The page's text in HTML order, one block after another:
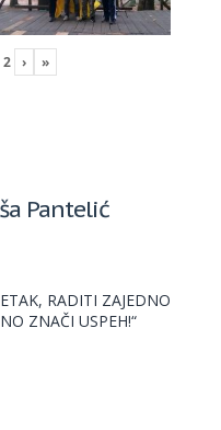
2 › »
Pantelić
RADITI ZAJEDNO
ZNAČI USPEH!“